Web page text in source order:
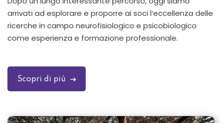
arrivati ad esplorare e proporre ai soci l’eccellenza delle
ricerche in campo neurofisiologico e psicobiologico
come esperienza e formazione professionale.
Scopri di più